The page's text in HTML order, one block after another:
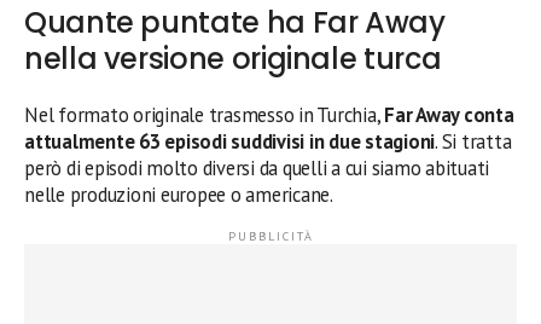
Quante puntate ha Far Away
nella versione originale turca
Nel formato originale trasmesso in Turchia,Far Away conta
attualmente 63 episodi suddivisi in due stagioni. Si tratta
però di episodi molto diversi da quelli a cui siamo abituati
nelle produzioni europee o americane.